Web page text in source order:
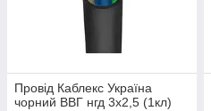
Провід Каблекс Україна
чорний ВВГ нгд 3х2,5 (1кл)